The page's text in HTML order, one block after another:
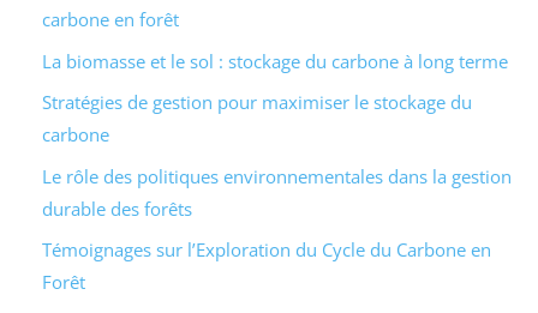
carbone en forêt
La biomasse et le sol : stockage du carbone à long terme
Stratégies de gestion pour maximiser le stockage du
carbone
Le rôle des politiques environnementales dans la gestion
durable des forêts
Témoignages sur l’Exploration du Cycle du Carbone en
Forêt